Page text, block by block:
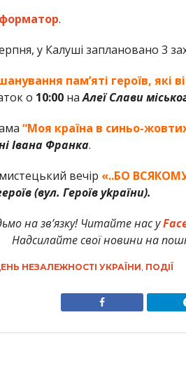
.
у Калуші заплановано 3
пам’яті героїв, які
о 10:00наАлеї Слави
“Моя країна в синьо-
Івана Франка.
вечір «..БО
(вул. Героїв уkраїни).
на зв’язку! Читайте нас у
Надсилайте свої новини на
НЕЗАЛЕЖНОСТІ УКРАЇНИ ПОДІЇ